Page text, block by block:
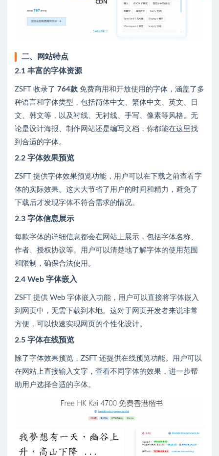
二、网站特点
2.1 丰富的字体资源
ZSFT 收录了 764款 免费商用和开放使用的字体，涵盖了多
种语言和字体类型，包括简体中文、繁体中文、英文、日
文、韩文等，以及衬线、无衬线、手写、像素等风格。无
论是设计海报、制作网站还是编写文档，你都能在这里找
到合适的字体。
2.2 字体效果预览
ZSFT 提供字体效果预览功能，用户可以在下载之前查看字
体的实际效果。这大大节省了用户的时间和精力，避免了
下载后才发现字体不符合需求的情况。
2.3 字体信息展示
每款字体的详细信息都会在网站上展示，包括字体名称、
作者、授权协议等。用户可以清楚地了解字体的使用范围
和限制，确保合法使用。
2.4 Web 字体嵌入
ZSFT 提供 Web 字体嵌入功能，用户可以直接将字体嵌入
到网页中，无需下载到本地。这对于网页开发者来说非常
方便，可以快速实现网页的个性化设计。
2.5 字体在线预览
除了字体效果预览，ZSFT 还提供在线预览功能。用户可以
在网站上直接输入文字，查看不同字体的效果，进一步帮
助用户选择合适的字体。